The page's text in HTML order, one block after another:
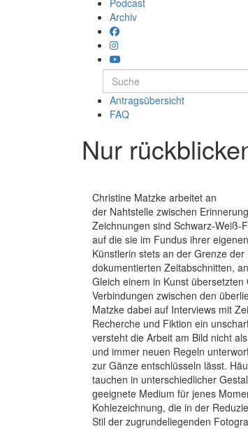
Archiv
Antragsübersicht
FAQ
Nur
Christine Matzke arbeitet an
der Nahtstelle zwischen
Zeichnungen sind Schwarz-Weiß-
auf die sie im Fundus ihrer
Künstlerin stets an der Grenze
dokumentierten Zeitabschnitten,
Gleich einem in Kunst
Verbindungen zwischen den
Matzke dabei auf Interviews mit
Recherche und Fiktion ein
versteht die Arbeit am Bild nicht
und immer neuen Regeln
zur Gänze entschlüsseln lässt.
tauchen in unterschiedlicher
geeignete Medium für jenes
Kohlezeichnung, die in der
Stil der zugrundeliegenden